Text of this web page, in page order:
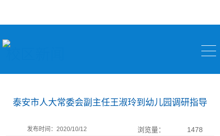
泰安市人大常委会副主任王淑玲到幼儿园调研指导
发布时间：2020/10/12 浏览量： 1478